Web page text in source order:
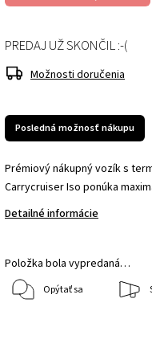
Posledná možnosť nákupu
Prémiový nákupný vozík s
Carrycruiser Iso ponúka
Detailné informácie
Položka bola vypredaná…
PREDAJ UŽ SKONČIL :-(
Možnosti doručenia
Opýtať sa